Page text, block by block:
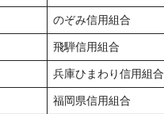
のぞみ信用組合
飛騨信用組合
兵庫ひまわり信用組合
福岡県信用組合